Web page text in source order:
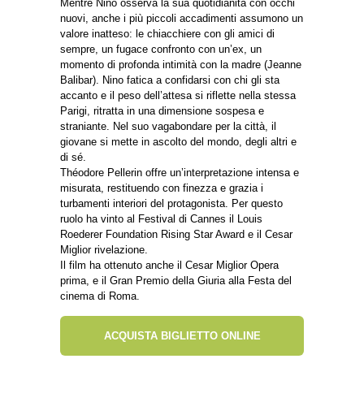
Mentre Nino osserva la sua quotidianità con occhi
nuovi, anche i più piccoli accadimenti assumono un
valore inatteso: le chiacchiere con gli amici di
sempre, un fugace confronto con un’ex, un
momento di profonda intimità con la madre (Jeanne
Balibar). Nino fatica a confidarsi con chi gli sta
accanto e il peso dell’attesa si riflette nella stessa
Parigi, ritratta in una dimensione sospesa e
straniante. Nel suo vagabondare per la città, il
giovane si mette in ascolto del mondo, degli altri e
di sé.
Théodore Pellerin offre un’interpretazione intensa e
misurata, restituendo con finezza e grazia i
turbamenti interiori del protagonista. Per questo
ruolo ha vinto al Festival di Cannes il Louis
Roederer Foundation Rising Star Award e il Cesar
Miglior rivelazione.
Il film ha ottenuto anche il Cesar Miglior Opera
prima, e il Gran Premio della Giuria alla Festa del
cinema di Roma.
ACQUISTA BIGLIETTO ONLINE